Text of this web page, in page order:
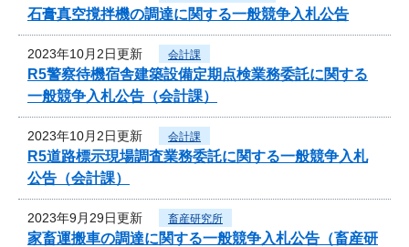
石膏真空撹拌機の調達に関する一般競争入札公告
2023年10月2日更新 会計課
R5警察待機宿舎建築設備定期点検業務委託に関する
一般競争入札公告（会計課）
2023年10月2日更新 会計課
R5道路標示現場調査業務委託に関する一般競争入札
公告（会計課）
2023年9月29日更新 畜産研究所
家畜運搬車の調達に関する一般競争入札公告（畜産研